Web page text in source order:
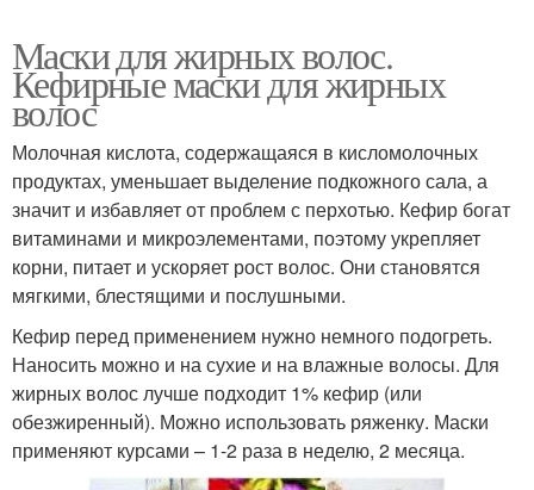
Маски для жирных волос.
Кефирные маски для жирных
волос
Молочная кислота, содержащаяся в кисломолочных
продуктах, уменьшает выделение подкожного сала, а
значит и избавляет от проблем с перхотью. Кефир богат
витаминами и микроэлементами, поэтому укрепляет
корни, питает и ускоряет рост волос. Они становятся
мягкими, блестящими и послушными.
Кефир перед применением нужно немного подогреть.
Наносить можно и на сухие и на влажные волосы. Для
жирных волос лучше подходит 1% кефир (или
обезжиренный). Можно использовать ряженку. Маски
применяют курсами – 1-2 раза в неделю, 2 месяца.